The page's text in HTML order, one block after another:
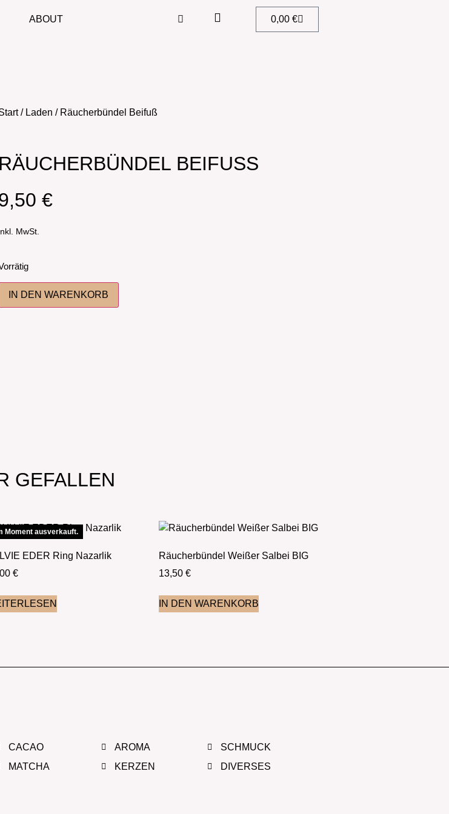
ABOUT 0,00€
/ Laden / Räucherbündel Beifuß
RÄUCHERBÜNDEL BEIFUSS
€
MwSt.
IN DEN WARENKORB
GEFALLEN
Moment ausverkauft.
EDER Ring Nazarlik
€
Räucherbündel Weißer Salbei BIG
13,50 €
IN DEN WARENKORB
CACAO
MATCHA
AROMA
KERZEN
SCHMUCK
DIVERSES